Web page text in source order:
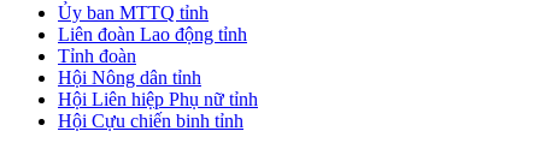
Ủy ban MTTQ tỉnh
Liên đoàn Lao động tỉnh
Tỉnh đoàn
Hội Nông dân tỉnh
Hội Liên hiệp Phụ nữ tỉnh
Hội Cựu chiến binh tỉnh